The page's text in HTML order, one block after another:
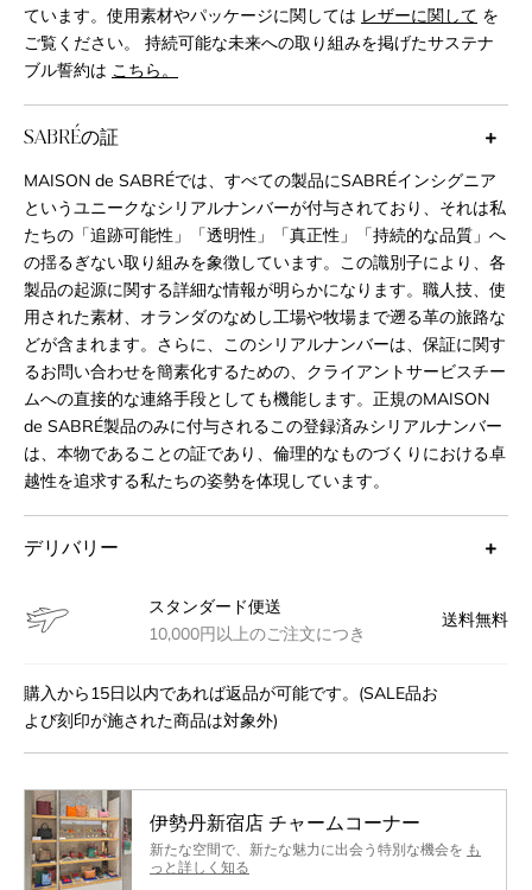
ています。使用素材やパッケージに関しては レザーに関して を
ご覧ください。 持続可能な未来への取り組みを掲げたサステナ
ブル誓約は こちら。
SABRÉの証
MAISON de SABRÉでは、すべての製品にSABRÉインシグニア
というユニークなシリアルナンバーが付与されており、それは私
たちの「追跡可能性」「透明性」「真正性」「持続的な品質」へ
の揺るぎない取り組みを象徴しています。この識別子により、各
製品の起源に関する詳細な情報が明らかになります。職人技、使
用された素材、オランダのなめし工場や牧場まで遡る革の旅路な
どが含まれます。さらに、このシリアルナンバーは、保証に関す
るお問い合わせを簡素化するための、クライアントサービスチー
ムへの直接的な連絡手段としても機能します。正規のMAISON
de SABRÉ製品のみに付与されるこの登録済みシリアルナンバー
は、本物であることの証であり、倫理的なものづくりにおける卓
越性を追求する私たちの姿勢を体現しています。
デリバリー
スタンダード便送
10,000円以上のご注文につき
送料無料
購入から15日以内であれば返品が可能です。(SALE品お
よび刻印が施された商品は対象外)
伊勢丹新宿店 チャームコーナー
新たな空間で、新たな魅力に出会う特別な機会を も
っと詳しく知る